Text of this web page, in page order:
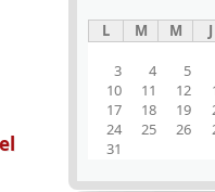
L M M J
3
4 5
10
11 12
17
18 19
24
25 26
31